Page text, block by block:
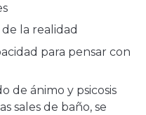
la realidad
para pensar con
de ánimo y psicosis
sales de baño, se